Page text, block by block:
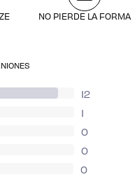
NO PIERDE LA FORMA
12
1
0
0
0